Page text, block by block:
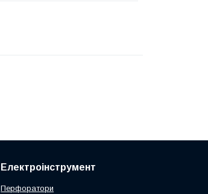
Електроінструмент
Перфоратори